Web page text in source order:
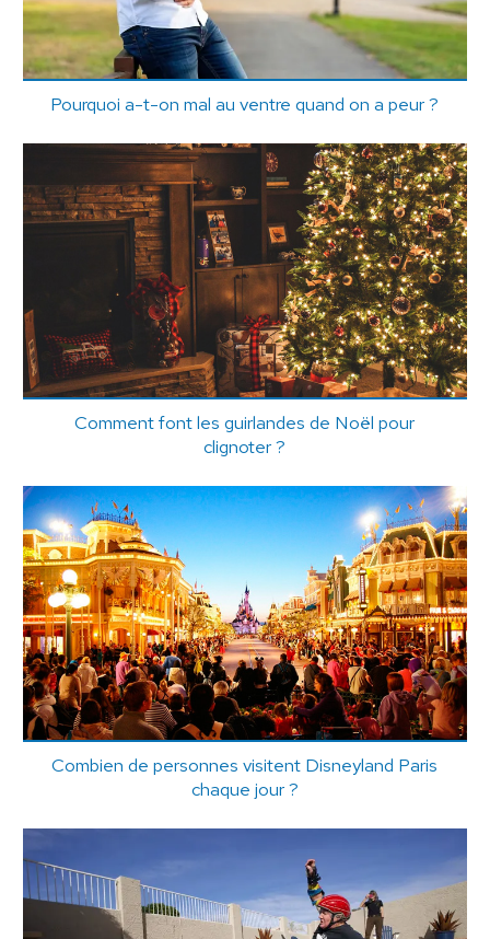
Pourquoi a-t-on mal au ventre quand on a peur ?
Comment font les guirlandes de Noël pour
clignoter ?
Combien de personnes visitent Disneyland Paris
chaque jour ?